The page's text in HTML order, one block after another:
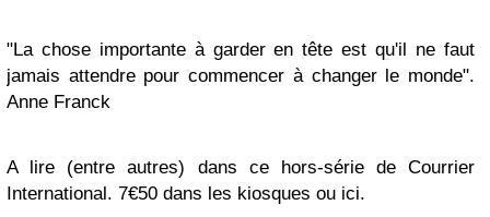
"La chose importante à garder en tête est qu'il ne faut
jamais attendre pour commencer à changer le monde".
Anne Franck
A lire (entre autres) dans ce hors-série de Courrier
International. 7€50 dans les kiosques ou ici.